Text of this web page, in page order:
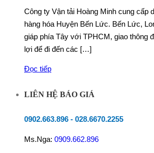
Công ty Vận tải Hoàng Minh cung cấp
hàng hóa Huyện Bến Lức. Bến Lức,
giáp phía Tây với TPHCM, giao thông
lợi để đi đến các […]
Đọc tiếp
LIÊN HỆ BÁO GIÁ
0902.663.896 - 028.6670.2255
Ms.Nga: 0909.662.896